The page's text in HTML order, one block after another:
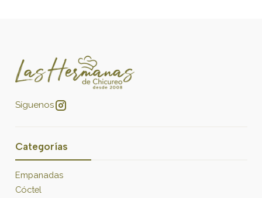
Síguenos
Categorías
Empanadas
Cóctel